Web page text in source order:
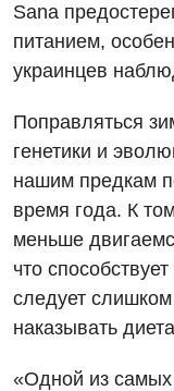
Sana
питанием,
украинцев
Поправляться
генетики и
нашим предкам
время года. К
меньше
что
следует слишком
наказывать
«Одной из самых